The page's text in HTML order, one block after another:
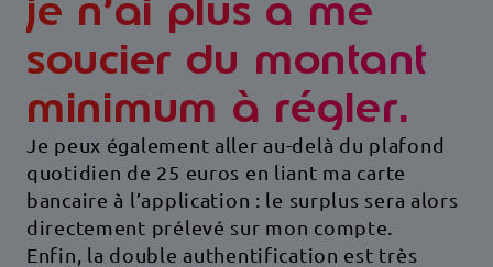
soucier du montant
minimum à régler.
Je peux également aller au-delà du plafond
quotidien de 25 euros en liant ma carte
bancaire à l’application : le surplus sera alors
directement prélevé sur mon compte.
Enfin, la double authentification est très